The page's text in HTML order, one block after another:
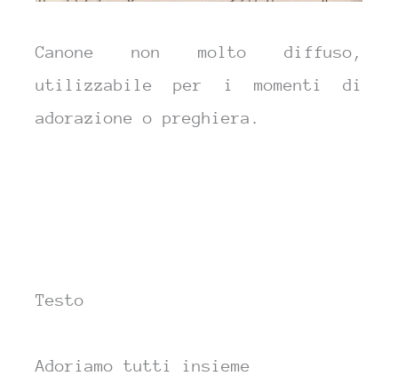
Canone non molto diffuso,
utilizzabile per i momenti di
adorazione o preghiera.
Testo
Adoriamo tutti insieme